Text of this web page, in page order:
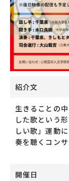
紹介文
生きることの
した歌という
しい歌」運動
奏を聴くコン
開催日